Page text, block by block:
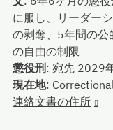
に服し、リーダー
の剥奪、5年間の公
の自由の制限
懲役刑 : 宛先 2029
現在地:
連絡文書の住所